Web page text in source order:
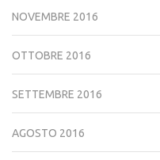
NOVEMBRE 2016
OTTOBRE 2016
SETTEMBRE 2016
AGOSTO 2016